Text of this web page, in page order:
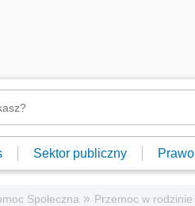
Sektor publiczny Prawo
Społeczna » Przemoc w rodzinie